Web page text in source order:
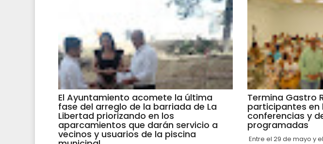
El Ayuntamiento acomete la última
fase del arreglo de la barriada de La
Libertad priorizando en los
aparcamientos que darán servicio a
vecinos y usuarios de la piscina
Termina Gastro
participantes en
conferencias y
programadas
Entre el 29 de mayo y